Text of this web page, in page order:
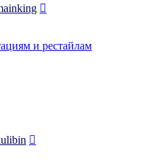
и рестайлам